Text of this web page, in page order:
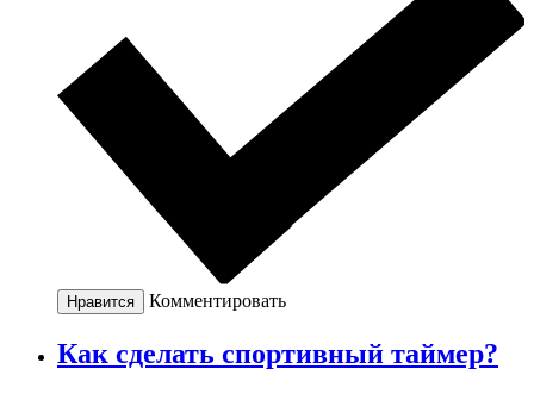
Нравится Комментировать
Как сделать спортивный таймер?